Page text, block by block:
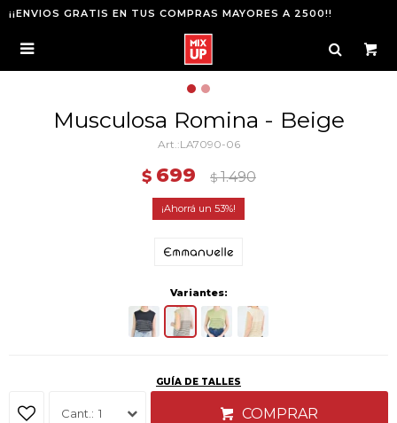
¡¡ENVIOS GRATIS EN TUS COMPRAS MAYORES A 2500!!

Musculosa Romina - Beige
LA7090-06
$ 699 $ 1.490
53
Variantes:
GUÍA DE TALLES
1 COMPRAR